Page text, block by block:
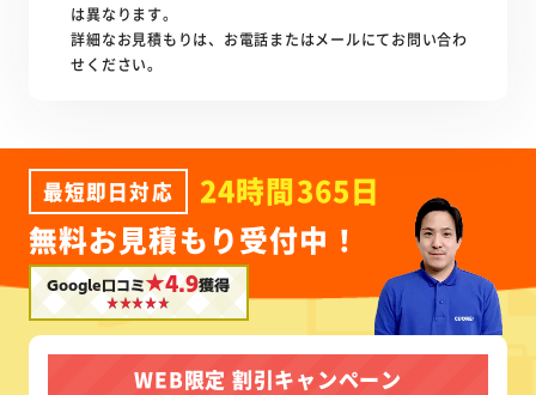
は異なります。
詳細なお見積もりは、お電話またはメールにてお問い合わ
せください。
最短即日対応
24時間365日
無料お見積もり受付中！
Google口コミ★4.9獲得
WEB限定 割引キャンペーン